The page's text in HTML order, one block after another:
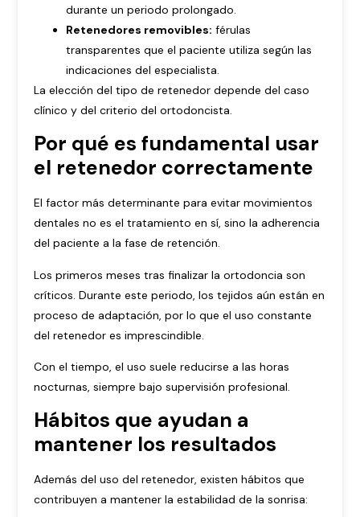
durante un periodo prolongado.
Retenedores removibles: férulas
transparentes que el paciente utiliza según las
indicaciones del especialista.
La elección del tipo de retenedor depende del caso
clínico y del criterio del ortodoncista.
Por qué es fundamental usar
el retenedor correctamente
El factor más determinante para evitar movimientos
dentales no es el tratamiento en sí, sino la adherencia
del paciente a la fase de retención.
Los primeros meses tras finalizar la ortodoncia son
críticos. Durante este periodo, los tejidos aún están en
proceso de adaptación, por lo que el uso constante
del retenedor es imprescindible.
Con el tiempo, el uso suele reducirse a las horas
nocturnas, siempre bajo supervisión profesional.
Hábitos que ayudan a
mantener los resultados
Además del uso del retenedor, existen hábitos que
contribuyen a mantener la estabilidad de la sonrisa: